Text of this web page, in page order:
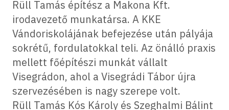
Rüll Tamás építész a Makona Kft.
irodavezető munkatársa. A KKE
Vándoriskolájának befejezése után pályája
sokrétű, fordulatokkal teli. Az önálló praxis
mellett főépítészi munkát vállalt
Visegrádon, ahol a Visegrádi Tábor újra
szervezésében is nagy szerepe volt.
Rüll Tamás Kós Károly és Szeghalmi Bálint